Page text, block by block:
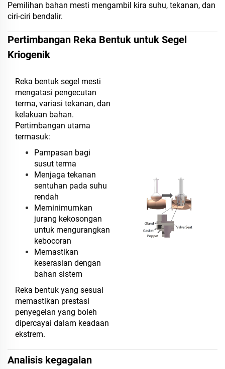
Pemilihan bahan mesti mengambil kira suhu, tekanan, dan
ciri-ciri bendalir.
Pertimbangan Reka Bentuk untuk Segel
Kriogenik
Reka bentuk segel mesti
mengatasi pengecutan
terma, variasi tekanan, dan
kelakuan bahan.
Pertimbangan utama
termasuk:
Pampasan bagi
susut terma
Menjaga tekanan
sentuhan pada suhu
rendah
Meminimumkan
jurang kekosongan
untuk mengurangkan
kebocoran
Memastikan
keserasian dengan
bahan sistem
Reka bentuk yang sesuai
memastikan prestasi
penyegelan yang boleh
dipercayai dalam keadaan
ekstrem.
Analisis kegagalan